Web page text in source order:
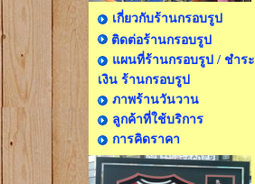
เกี่ยวกับร้านกรอบรูป
ติดต่อร้านกรอบรูป
แผนที่ร้านกรอบรูป / ชำระ
เงิน ร้านกรอบรูป
ภาพร้านวันวาน
ลูกค้าที่ใช้บริการ
การคิดราคา